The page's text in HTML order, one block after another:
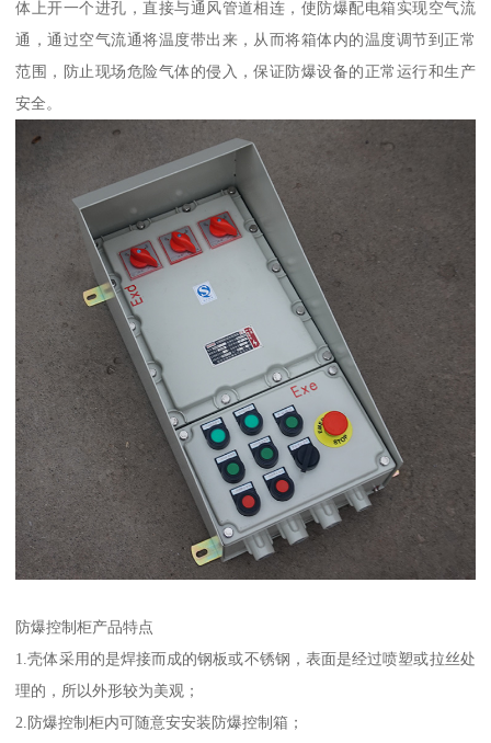
体上开一个进孔，直接与通风管道相连，使防爆配电箱实现空气流
通，通过空气流通将温度带出来，从而将箱体内的温度调节到正常
范围，防止现场危险气体的侵入，保证防爆设备的正常运行和生产
安全。
防爆控制柜产品特点
1.壳体采用的是焊接而成的钢板或不锈钢，表面是经过喷塑或拉丝处
理的，所以外形较为美观；
2.防爆控制柜内可随意安安装防爆控制箱；